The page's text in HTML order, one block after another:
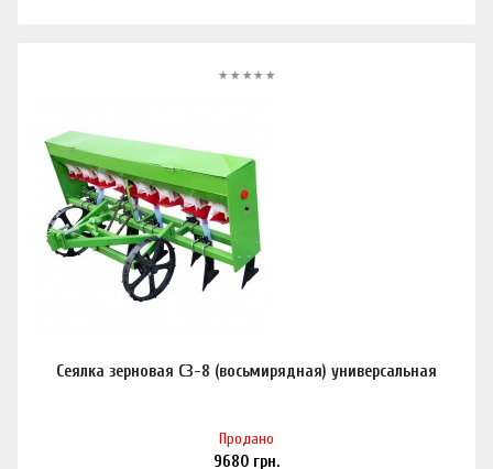
Сеялка зерновая СЗ-8 (восьмирядная) универсальная
Продано
9680 грн.